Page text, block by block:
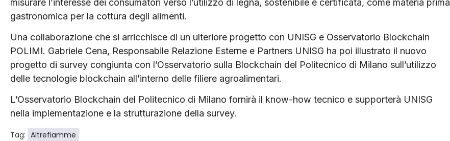
gastronomica per la cottura degli alimenti.
Una collaborazione che si arricchisce di un ulteriore progetto con UNISG e Osservatorio Blockchain
POLIMI. Gabriele Cena, Responsabile Relazione Esterne e Partners UNISG ha poi illustrato il nuovo
progetto di survey congiunta con l’Osservatorio sulla Blockchain del Politecnico di Milano sull’utilizzo
delle tecnologie blockchain all’interno delle filiere agroalimentari.
L’Osservatorio Blockchain del Politecnico di Milano fornirà il know-how tecnico e supporterà UNISG
nella implementazione e la strutturazione della survey.
Tag: Altrefiamme